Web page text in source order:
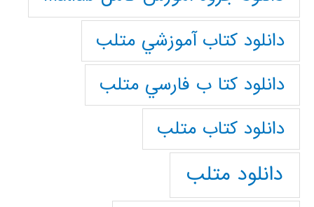
دانلود كتاب آموزشي متلب
دانلود كتا ب فارسي متلب
دانلود كتاب متلب
دانلود متلب